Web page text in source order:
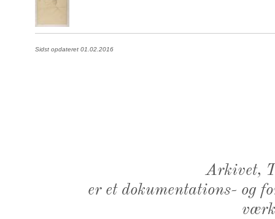
Sidst opdateret 01.02.2016
Arkivet,
er et dokumentations- og